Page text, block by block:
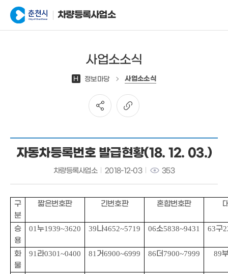
차량등록사업소
사업소소식
H 정보마당 사업소소식
자동차등록번호 발급현황(18. 12. 03.)
차량등록사업소 2018-12-03 353
구
분
짧은번호판 긴번호판 혼합번호판
승
용
01누1939~3620 39나4652~5719 06소5838~9431 63구
화
물
91 라0301~0400 81 거6900~6999 86더 7900~7999 89